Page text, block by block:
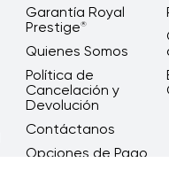
Garantía Royal
Prestige®
Quienes Somos
Política de
Cancelación y
Devolución
Contáctanos
Opciones de Pago